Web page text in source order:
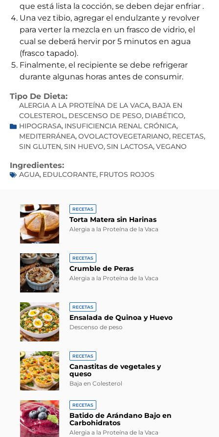
que está lista la cocción, se deben dejar enfriar .
Una vez tibio, agregar el endulzante y revolver
para verter la mezcla en un frasco de vidrio, el
cual se deberá hervir por 5 minutos en agua
(frasco tapado).
Finalmente, el recipiente se debe refrigerar
durante algunas horas antes de consumir.
Tipo De Dieta:
ALERGIA A LA PROTEÍNA DE LA VACA, BAJA EN
COLESTEROL, DESCENSO DE PESO, DIABÉTICO,
HIPOGRASA, INSUFICIENCIA RENAL CRÓNICA,
MEDITERRÁNEA,OVOLACTOVEGETARIANO, RECETAS,
SIN GLUTEN,SIN HUEVO,SIN LACTOSA,VEGANO
Ingredientes:
AGUA, EDULCORANTE, FRUTOS ROJOS
RECETAS
Torta Matera sin Harinas
Alergia a la Proteína de la Vaca
RECETAS
Crumble de Peras
Alergia a la Proteína de la Vaca
RECETAS
Ensalada de Quinoa y Huevo
Descenso de peso
RECETAS
Canastitas de vegetales y
queso
Baja en Colesterol
RECETAS
Batido de Arándano Bajo en
Carbohidratos
Alergia a la Proteína de la Vaca